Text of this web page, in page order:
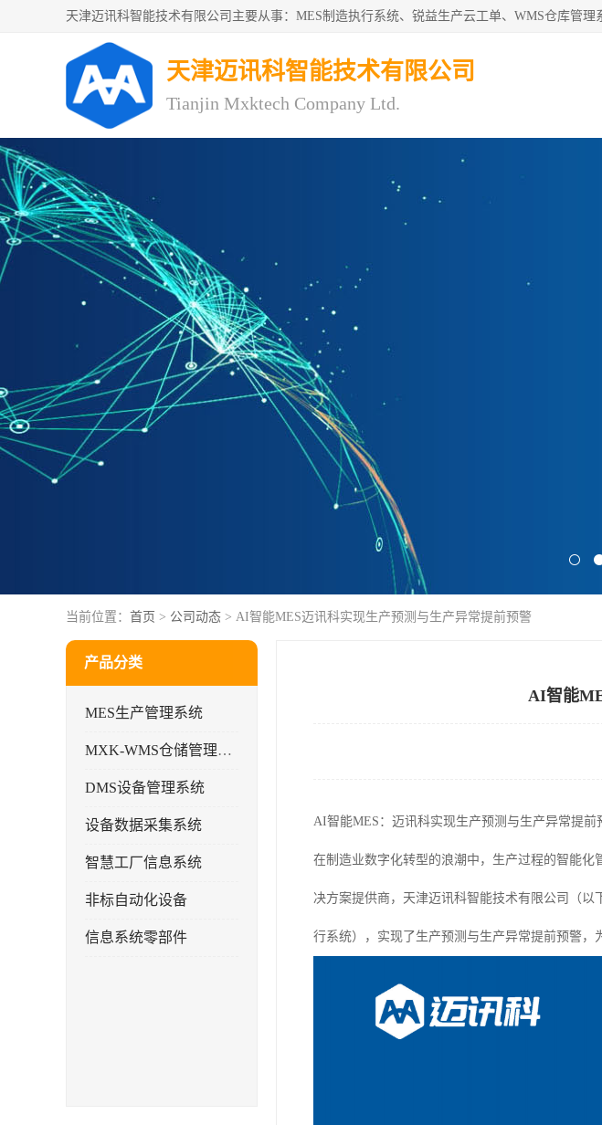
天津迈讯科智能技术有限公司
Tianjin Mxktech Company Ltd.
当前位置： 首页 > 公司动态 > AI智能MES迈讯科实现生产预测与生产异常提前预警
产品分类
MES生产管理系统
MXK-WMS仓储管理系统
DMS设备管理系统
设备数据采集系统
智慧工厂信息系统
非标自动化设备
信息系统零部件
AI智能
AI智能MES：迈讯科实现生产预测与生产异常提前
在制造业数字化转型的浪潮中，生产过程的智能
决方案提供商，天津迈讯科智能技术有限公司（
行系统），实现了生产预测与生产异常提前预警，